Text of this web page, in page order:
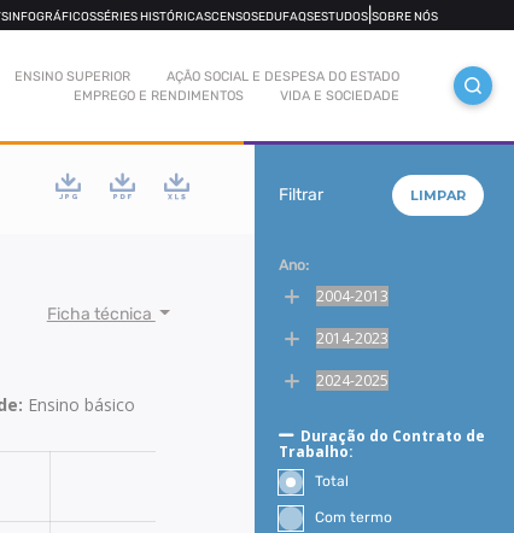
INFOGRÁFICOSSÉRIES HISTÓRICASCENSOSEDUFAQSESTUDOS SOBRE NÓS
ENSINO SUPERIOR
AÇÃO SOCIAL E DESPESA DO ESTADO
EMPREGO E RENDIMENTOS
VIDA E SOCIEDADE
Ficha técnica
Ensino básico
Filtrar LIMPAR
Ano:
2004-2013
2014-2023
2024-2025
Duração do Contrato de
Trabalho:
Total
Com termo